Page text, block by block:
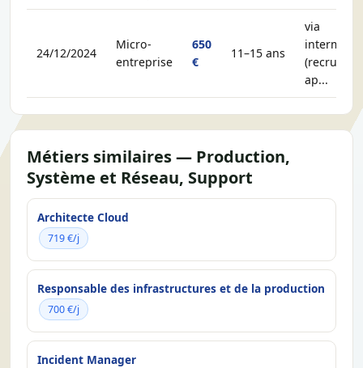
24/12/2024
Micro-
entreprise
650
€
11–15 ans
via
(recruteur,
ap...
Métiers similaires — Production,
Système et Réseau, Support
Architecte Cloud
719 €/j
Responsable des infrastructures et de la production
700 €/j
Incident Manager